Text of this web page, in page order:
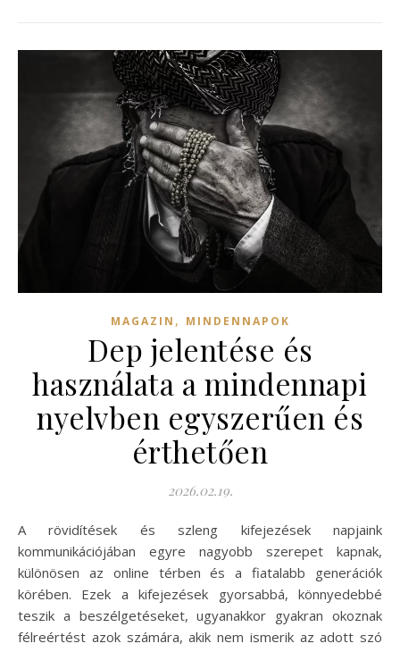
MAGAZIN , MINDENNAPOK
Dep jelentése és
használata a mindennapi
nyelvben egyszerűen és
érthetően
2026.02.19.
A rövidítések és szleng kifejezések napjaink
kommunikációjában egyre nagyobb szerepet kapnak,
különösen az online térben és a fiatalabb generációk
körében. Ezek a kifejezések gyorsabbá, könnyedebbé
teszik a beszélgetéseket, ugyanakkor gyakran okoznak
félreértést azok számára, akik nem ismerik az adott szó